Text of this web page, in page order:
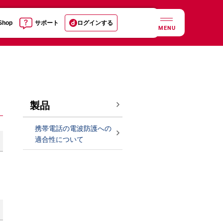
サポート ログインする
MENU
製品
携帯電話の電波防護への
適合性について